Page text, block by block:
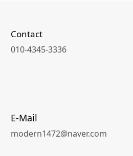
Contact
010-4345-3336
E-Mail
modern1472@naver.com